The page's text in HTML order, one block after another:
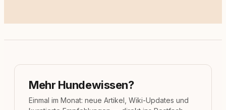
Mehr Hundewissen?
Einmal im Monat: neue Artikel, Wiki-Updates und